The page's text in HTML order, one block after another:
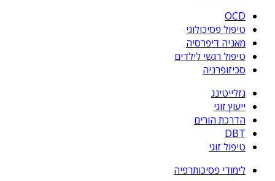
OCD
טיפול פסיכולוגי
מאניה דיפרסיה
טיפול רגשי לילדים
סכיזופרניה
גזלייטינג
ייעוץ זוגי
הדרכת הורים
DBT
טיפול זוגי
לימודי פסיכותרפיה